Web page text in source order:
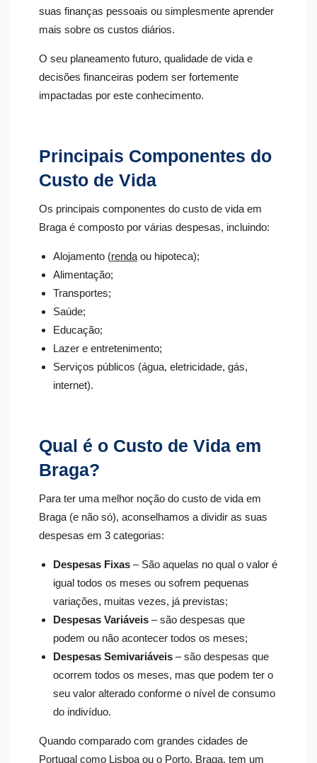
suas finanças pessoais ou simplesmente aprender
mais sobre os custos diários.
O seu planeamento futuro, qualidade de vida e
decisões financeiras podem ser fortemente
impactadas por este conhecimento.
Principais Componentes do
Custo de Vida
Os principais componentes do custo de vida em
Braga é composto por várias despesas, incluindo:
Alojamento (renda ou hipoteca);
Alimentação;
Transportes;
Saúde;
Educação;
Lazer e entretenimento;
Serviços públicos (água, eletricidade, gás,
internet).
Qual é o Custo de Vida em
Braga?
Para ter uma melhor noção do custo de vida em
Braga (e não só), aconselhamos a dividir as suas
despesas em 3 categorias:
Despesas Fixas – São aquelas no qual o valor é
igual todos os meses ou sofrem pequenas
variações, muitas vezes, já previstas;
Despesas Variáveis – são despesas que
podem ou não acontecer todos os meses;
Despesas Semivariáveis – são despesas que
ocorrem todos os meses, mas que podem ter o
seu valor alterado conforme o nível de consumo
do indivíduo.
Quando comparado com grandes cidades de
Portugal como Lisboa ou o Porto, Braga, tem um